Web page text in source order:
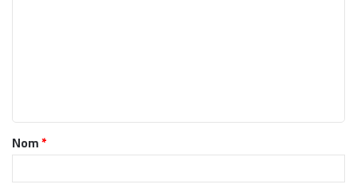
t
a
Nom*